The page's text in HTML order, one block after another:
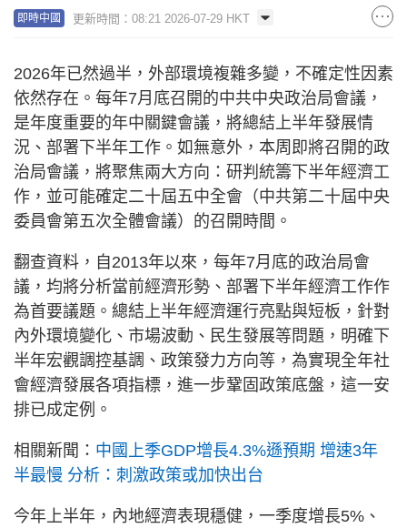
即時中國 更新時間：08:21 2026-07-29 HKT
2026年已然過半，外部環境複雜多變，不確定性因素
依然存在。每年7月底召開的中共中央政治局會議，
是年度重要的年中關鍵會議，將總結上半年發展情
況、部署下半年工作。如無意外，本周即將召開的政
治局會議，將聚焦兩大方向：研判統籌下半年經濟工
作，並可能確定二十屆五中全會（中共第二十屆中央
委員會第五次全體會議）的召開時間。
翻查資料，自2013年以來，每年7月底的政治局會
議，均將分析當前經濟形勢、部署下半年經濟工作作
為首要議題。總結上半年經濟運行亮點與短板，針對
內外環境變化、市場波動、民生發展等問題，明確下
半年宏觀調控基調、政策發力方向等，為實現全年社
會經濟發展各項指標，進一步鞏固政策底盤，這一安
排已成定例。
相關新聞： 中國上季GDP增長4.3%遜預期 增速3年
半最慢 分析：刺激政策或加快出台
今年上半年，內地經濟表現穩健，一季度增長5%、